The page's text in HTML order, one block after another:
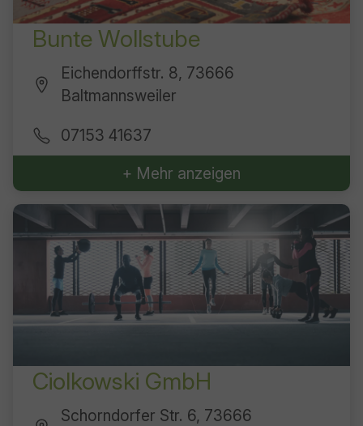
Bunte Wollstube
Eichendorffstr. 8, 73666
Baltmannsweiler
07153 41637
+ Mehr anzeigen
Ciolkowski GmbH
Schorndorfer Str. 6, 73666